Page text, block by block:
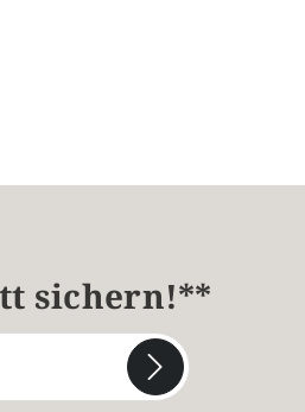
sichern!**